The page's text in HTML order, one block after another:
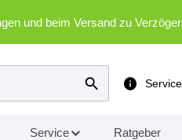
und beim Versand zu
Service Ratgeber